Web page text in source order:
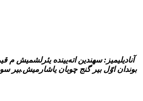
آناديليميز: سهندين اته‌يينده يئرلشميش م
بوندان اوّل بير گنج چوبان ياشارميش.بير